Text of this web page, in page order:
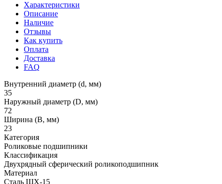
Характеристики
Описание
Наличие
Отзывы
Как купить
Оплата
Доставка
FAQ
Внутренний диаметр (d, мм)
35
Наружный диаметр (D, мм)
72
Ширина (B, мм)
23
Категория
Роликовые подшипники
Классификация
Двухрядный сферический роликоподшипник
Материал
Сталь ШХ-15